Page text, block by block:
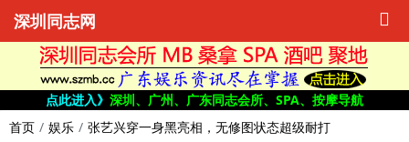
深圳同志网
点此进入》 深圳、广州、广东同志会所、SPA、按摩导航
首页
娱乐 张艺兴穿一身黑亮相，无修图状态超级耐打